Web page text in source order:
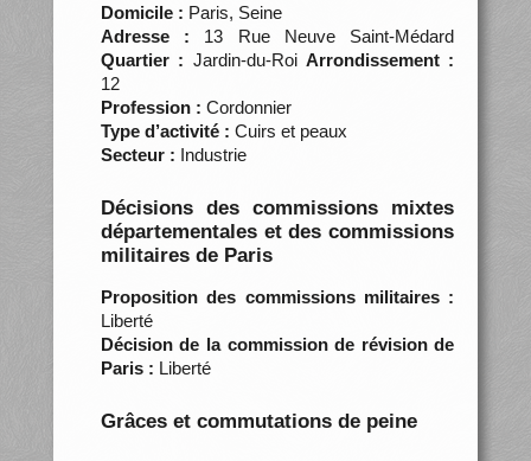
Domicile : Paris, Seine
Adresse : 13 Rue Neuve Saint-Médard
Quartier : Jardin-du-Roi Arrondissement :
12
Profession : Cordonnier
Type d’activité : Cuirs et peaux
Secteur : Industrie
Décisions des commissions mixtes
départementales et des commissions
militaires de Paris
Proposition des commissions militaires :
Liberté
Décision de la commission de révision de
Paris : Liberté
Grâces et commutations de peine